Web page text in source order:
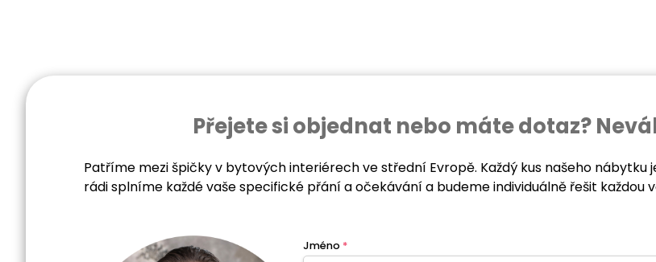
Přejete si objednat nebo máte dotaz?
Patříme mezi špičky v bytových interiérech ve střední Evropě. Každý kus našeho
rádi splníme každé vaše specifické přání a očekávání a budeme individuálně řešit každou
Jméno *